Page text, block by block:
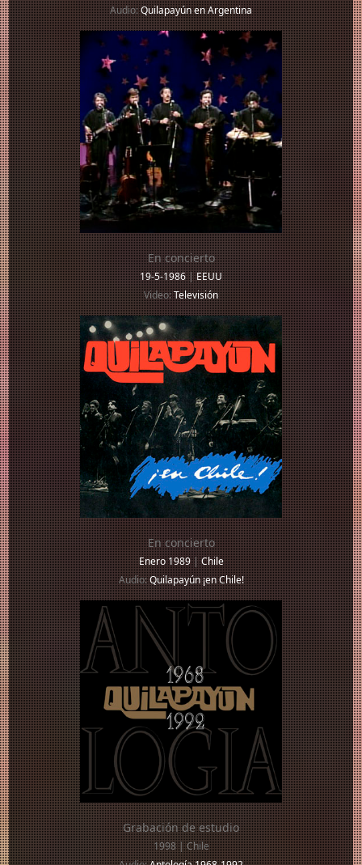
Audio:Quilapayún en Argentina
En concierto
19-5-1986|EEUU
Video:Televisión
En concierto
Enero 1989|Chile
Audio:Quilapayún ¡en Chile!
Grabación de estudio
1998 | Chile